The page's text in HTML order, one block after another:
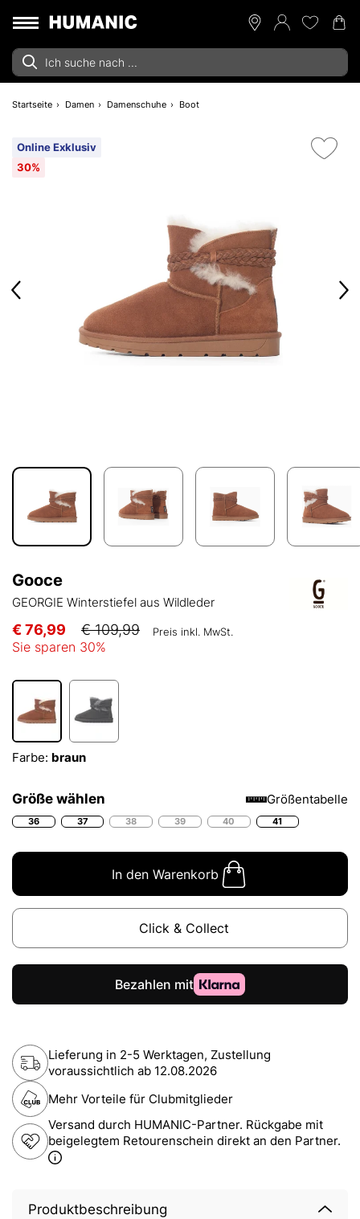
Startseite Damen Damenschuhe Boot
Online Exklusiv
30%
Gooce
GEORGIE Winterstiefel aus Wildleder
€ 76,99 € 109,99 Preis inkl. MwSt.
Sie sparen 30%
Farbe: braun
Größe wählen Größentabelle
36 37 38 39 40 41
In den Warenkorb
Click & Collect
Lieferung in 2-5 Werktagen, Zustellung
voraussichtlich ab 12.08.2026
Mehr Vorteile für Clubmitglieder
Versand durch HUMANIC-Partner. Rückgabe mit
beigelegtem Retourenschein direkt an den Partner.
Produktbeschreibung